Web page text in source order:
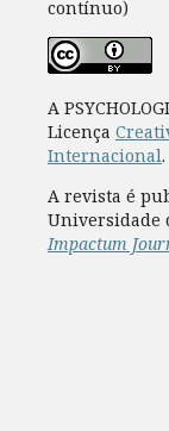
contínuo)
A
Licença
Internacional.
A revista é
Universidade
Impactum